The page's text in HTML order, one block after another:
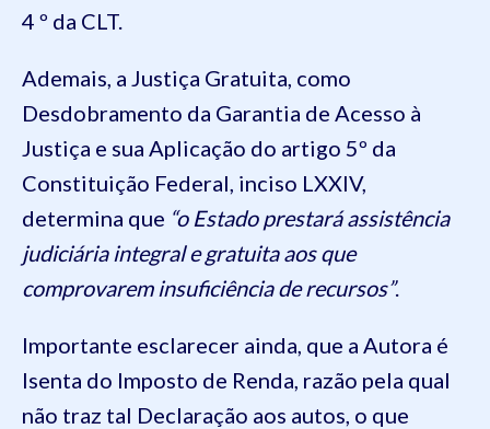
4 º da CLT.
Ademais, a Justiça Gratuita, como
Desdobramento da Garantia de Acesso à
Justiça e sua Aplicação do artigo 5º da
Constituição Federal, inciso LXXIV,
determina que “o Estado prestará assistência
judiciária integral e gratuita aos que
comprovarem insuficiência de recursos”.
Importante esclarecer ainda, que a Autora é
Isenta do Imposto de Renda, razão pela qual
não traz tal Declaração aos autos, o que